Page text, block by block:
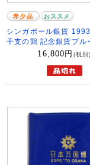
希少品 おススメ
シンガポール銀貨
干支の鶏 記念銀貨プル
16,800 円 (税別)